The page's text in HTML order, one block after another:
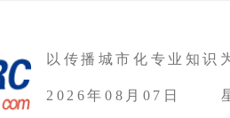
以传播城市化专业知识
2026年08月07日